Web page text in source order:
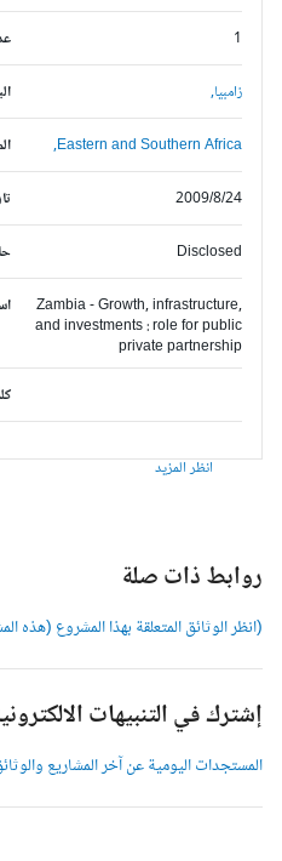
البلد زامبيا,
Eastern and Southern Africa,
2009/8/24
Disclosed
اسم
Zambia - Growth, infrastructure,
and investments : role for public
private partnership
انظر المزيد
روابط ذات صلة
(انظر الوثائق المتعلقة بهذا المشروع (هذه
إشترك في التنبيهات
المستجدات اليومية عن آخر المشاريع والوثائق